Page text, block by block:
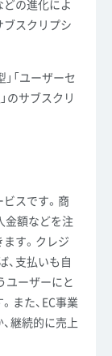
どの進化によ
ブスクリプシ
「ユーザーセ
のサブスクリ
スです。商
金額などを注
す。クレジ
、支払いも自
ユーザーにと
また、EC事業
継続的に売上